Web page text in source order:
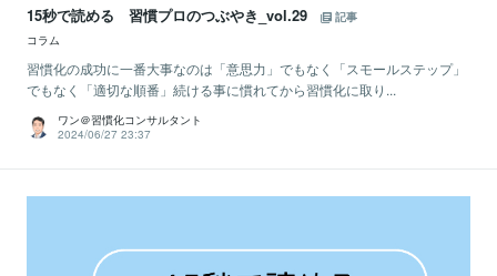
15秒で読める 習慣プロのつぶやき_vol.29
記事
コラム
習慣化の成功に一番大事なのは「意思力」でもなく「スモールステップ」
でもなく「適切な順番」続ける事に慣れてから習慣化に取り...
ワン＠習慣化コンサルタント
2024/06/27 23:37